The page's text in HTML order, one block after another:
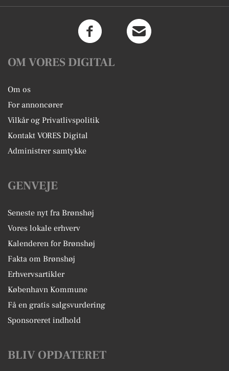
OM VORES DIGITAL
Om os
For annoncører
Vilkår og Privatlivspolitik
Kontakt VORES Digital
Administrer samtykke
GENVEJE
Seneste nyt fra Brønshøj
Vores lokale erhverv
Kalenderen for Brønshøj
Fakta om Brønshøj
Erhvervsartikler
København Kommune
Få en gratis salgsvurdering
Sponsoreret indhold
BLIV OPDATERET